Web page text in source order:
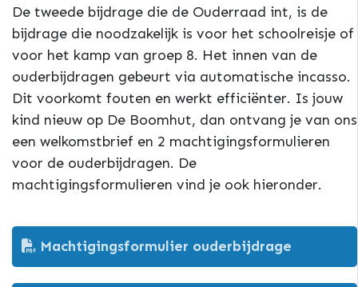
De tweede bijdrage die de Ouderraad int, is de
bijdrage die noodzakelijk is voor het schoolreisje of
voor het kamp van groep 8. Het innen van de
ouderbijdragen gebeurt via automatische incasso.
Dit voorkomt fouten en werkt efficiënter. Is jouw
kind nieuw op De Boomhut, dan ontvang je van ons
een welkomstbrief en 2 machtigingsformulieren
voor de ouderbijdragen. De
machtigingsformulieren vind je ook hieronder.
Machtigingsformulier ouderbijdrage